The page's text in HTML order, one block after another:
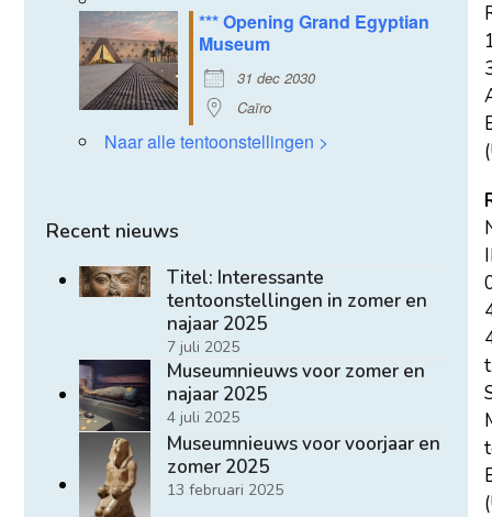
*** Opening Grand Egyptian
Museum
31 dec 2030
Caïro
Naar alle tentoonstellingen >
Recent nieuws
Titel: Interessante
tentoonstellingen in zomer en
najaar 2025
7 juli 2025
Museumnieuws voor zomer en
najaar 2025
4 juli 2025
Museumnieuws voor voorjaar en
zomer 2025
13 februari 2025